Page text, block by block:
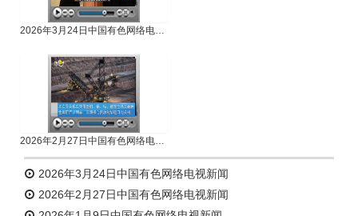
2026年3月24日中国有色网络电视新闻
2026年2月27日中国有色网络电视新闻
2026年3月24日中国有色网络电视新闻
2026年2月27日中国有色网络电视新闻